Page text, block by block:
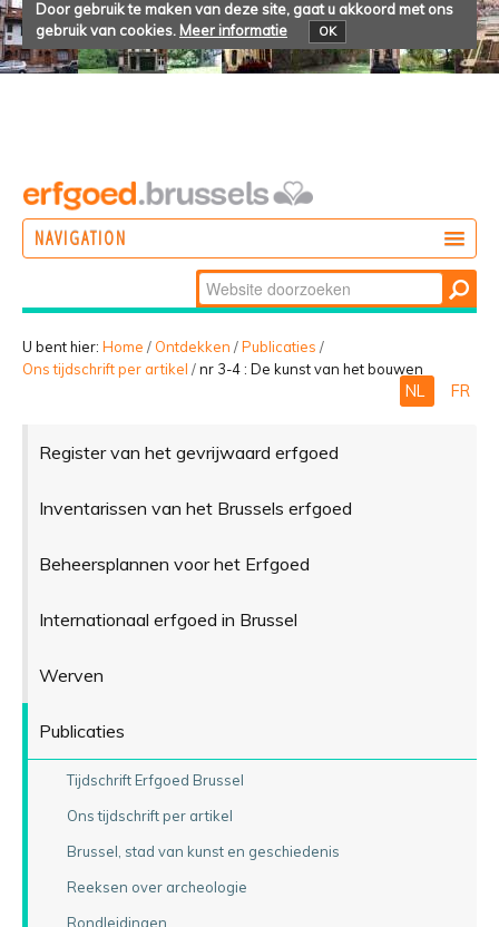
Door gebruik te maken van deze site, gaat u akkoord met ons
gebruik van cookies. Meer informatie OK
NAVIGATION
BELEVEN
Zoek
Geavanceerd
zoeken...
U bent hier: Home / Ontdekken /Publicaties /
Ons tijdschrift per artikel /nr 3-4 : De kunst van het bouwen
NL FR
Register van het gevrijwaard erfgoed
Inventarissen van het Brussels erfgoed
Beheersplannen voor het Erfgoed
Internationaal erfgoed in Brussel
Werven
Publicaties
Tijdschrift Erfgoed Brussel
Ons tijdschrift per artikel
Brussel, stad van kunst en geschiedenis
Reeksen over archeologie
Rondleidingen